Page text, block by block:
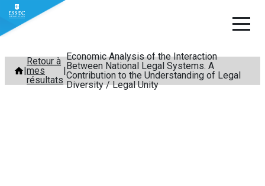
Aller
contenu
Retour à
mes
résultats
Economic Analysis of the Interaction
Between National Legal Systems. A
Contribution to the Understanding of Legal
Diversity / Legal Unity